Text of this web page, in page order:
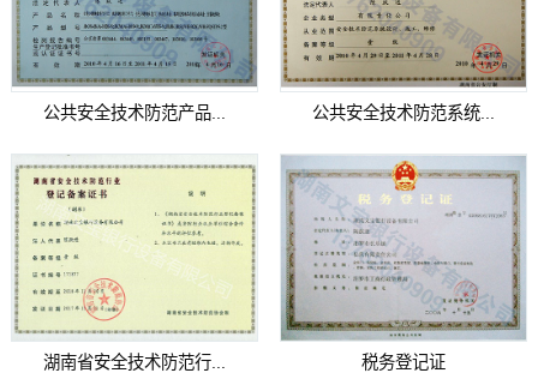
公共安全技术防范产品... 公共安全技术防范系统...
湖南省安全技术防范行... 税务登记证